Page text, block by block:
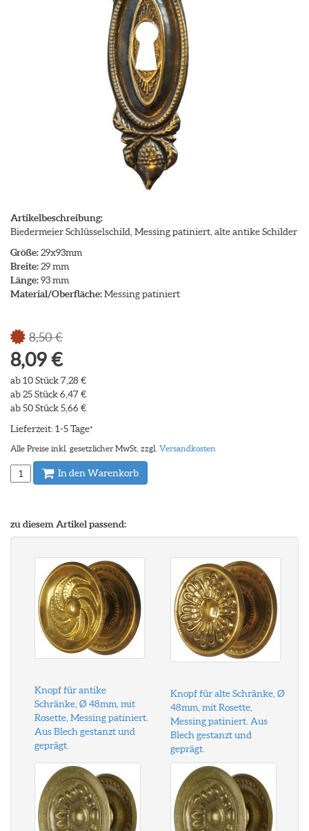
Artikelbeschreibung:
Biedermeier Schlüsselschild, Messing patiniert, alte antike Schilder
Größe:29x93mm
Breite:29 mm
Länge:93 mm
Material/Oberfläche:Messing patiniert
8,50 €
8,09 €
ab 10 Stück 7,28 €
ab 25 Stück 6,47 €
ab 50 Stück 5,66 €
Lieferzeit: 1-5 Tage*
Alle Preise inkl. gesetzlicher MwSt. zzgl. Versandkosten
In den Warenkorb
zu diesem Artikel passend:
Knopf für antike
Schränke, Ø 48mm, mit
Rosette, Messing patiniert.
Aus Blech gestanzt und
geprägt.
Knopf für alte Schränke, Ø
48mm, mit Rosette,
Messing patiniert. Aus
Blech gestanzt und
geprägt.